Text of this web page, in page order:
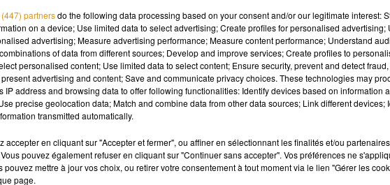
bloquée, dans les deux sens, à hauteur de Tours.
manière spectaculaire, ce vendredi, en Indre-et-Loire. Ce soir, pour
A10 à hauteur de Tours. Un blocage matérialisé, depuis 16h45, par un
du péage de Monnaie.
redécoupage des « zones défavorisées ». Ces zones sont des espaces
implantés, les agriculteurs sont éligibles à des aides compensatoires
modifierait les aides financières apportées à certains d’entre-eux.
péage de Monnaie ce vendredi soir :
partnersdo the following data processing based on your consent and/or our legitimate interest:
on a device; Use limited data to select advertising; Create profiles for personalised advertising;
advertising; Measure advertising performance; Measure content performance; Understand
of data from different sources; Develop and improve services; Create profiles to
personalised content; Use limited data to select content; Ensure security, prevent and detect
advertising and content; Save and communicate privacy choices. These technologies may
IP address and browsing data to offer following functionalities: Identify devices based on information
precise geolocation data; Match and combine data from other data sources; Link different devices;
transmitted automatically.
accepter en cliquant sur "Accepter et fermer", ou affiner en sélectionnant les finalités et/ou
pouvez également refuser en cliquant sur "Continuer sans accepter". Vos préférences ne
pouvez mettre à jour vos choix, ou retirer votre consentement à tout moment via le lien "Gérer les
page.